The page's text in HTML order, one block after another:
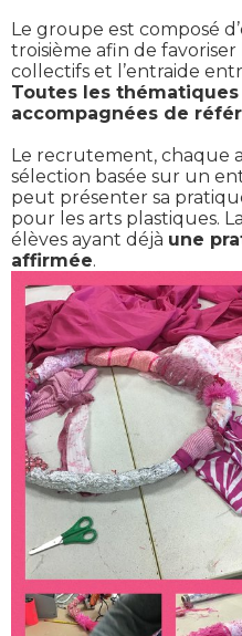
Le groupe est composé
troisième afin de
collectifs et l’entraide
Toutes les
accompagnées de
Le recrutement, chaque
sélection basée sur un
peut présenter sa
pour les arts plastiques.
élèves ayant déjà une
affirmée.